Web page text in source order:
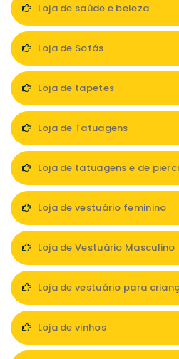
Loja de saúde e beleza
Loja de Sofás
Loja de tapetes
Loja de Tatuagens
Loja de tatuagens e de
Loja de vestuário feminino
Loja de Vestuário Masculino
Loja de vestuário para
Loja de vinhos